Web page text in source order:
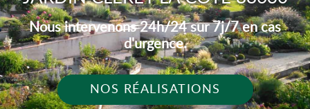
Nous intervenons 24h/24 sur 7j/7 en cas
d'urgence.
NOS RÉALISATIONS